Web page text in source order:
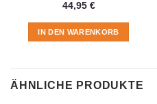
44,95 €
IN DEN WARENKORB
ÄHNLICHE PRODUKTE